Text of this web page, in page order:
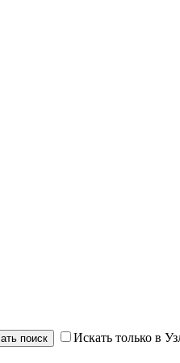
Искать только в